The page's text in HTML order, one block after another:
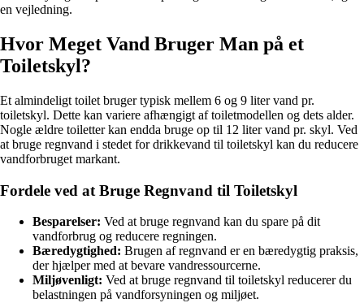
en vejledning.
Hvor Meget Vand Bruger Man på et
Toiletskyl?
Et almindeligt toilet bruger typisk mellem 6 og 9 liter vand pr.
toiletskyl. Dette kan variere afhængigt af toiletmodellen og dets alder.
Nogle ældre toiletter kan endda bruge op til 12 liter vand pr. skyl. Ved
at bruge regnvand i stedet for drikkevand til toiletskyl kan du reducere
vandforbruget markant.
Fordele ved at Bruge Regnvand til Toiletskyl
Besparelser: Ved at bruge regnvand kan du spare på dit
vandforbrug og reducere regningen.
Bæredygtighed: Brugen af regnvand er en bæredygtig praksis,
der hjælper med at bevare vandressourcerne.
Miljøvenligt: Ved at bruge regnvand til toiletskyl reducerer du
belastningen på vandforsyningen og miljøet.